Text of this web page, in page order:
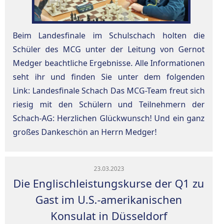
Beim Landesfinale im Schulschach holten die
Schüler des MCG unter der Leitung von Gernot
Medger beachtliche Ergebnisse. Alle Informationen
seht ihr und finden Sie unter dem folgenden
Link: Landesfinale Schach Das MCG-Team freut sich
riesig mit den Schülern und Teilnehmern der
Schach-AG: Herzlichen Glückwunsch! Und ein ganz
großes Dankeschön an Herrn Medger!
23.03.2023
Die Englischleistungskurse der Q1 zu
Gast im U.S.-amerikanischen
Konsulat in Düsseldorf